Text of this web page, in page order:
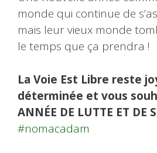
monde qui continue de
mais leur vieux monde
le temps que ça prendra !
La Voie Est Libre reste
déterminée et vous
ANNÉE DE LUTTE ET DE
#nomacadam